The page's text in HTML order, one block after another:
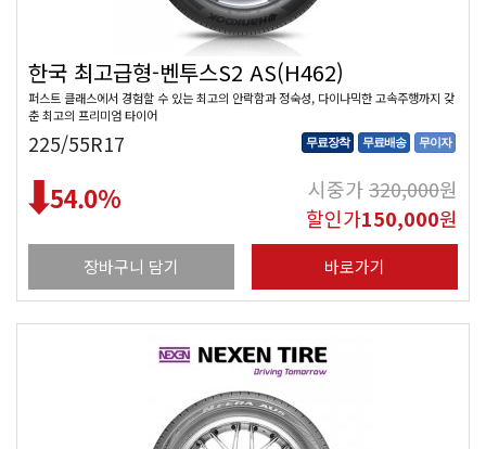
한국 최고급형-벤투스S2 AS(H462)
퍼스트 클래스에서 경험할 수 있는 최고의 안락함과 정숙성, 다이나믹한 고속주행까지 갖
춘 최고의 프리미엄 타이어
225/55R17 무료장착 무료배송 무이자
54.0% 시중가320,000원
할인가150,000원
장바구니 담기 바로가기